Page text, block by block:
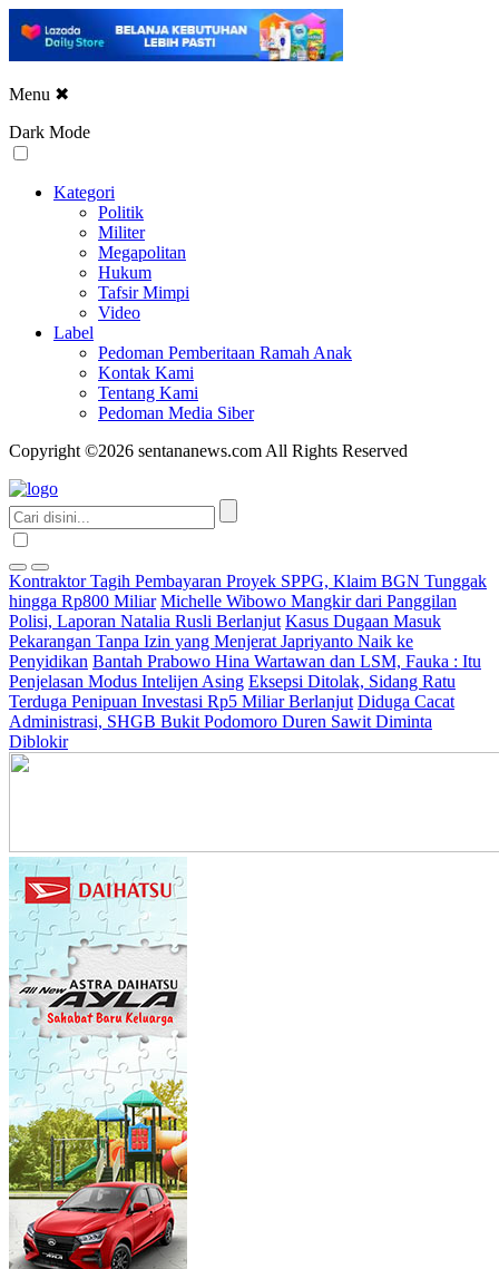
Menu ✖
Dark Mode
Kategori
Politik
Militer
Megapolitan
Hukum
Tafsir Mimpi
Video
Label
Pedoman Pemberitaan Ramah Anak
Kontak Kami
Tentang Kami
Pedoman Media Siber
Copyright ©2026 sentananews.com All Rights Reserved
Kontraktor Tagih Pembayaran Proyek SPPG, Klaim BGN Tunggak
hingga Rp800 Miliar Michelle Wibowo Mangkir dari Panggilan
Polisi, Laporan Natalia Rusli Berlanjut Kasus Dugaan Masuk
Pekarangan Tanpa Izin yang Menjerat Japriyanto Naik ke
Penyidikan Bantah Prabowo Hina Wartawan dan LSM, Fauka : Itu
Penjelasan Modus Intelijen Asing Eksepsi Ditolak, Sidang Ratu
Terduga Penipuan Investasi Rp5 Miliar Berlanjut Diduga Cacat
Administrasi, SHGB Bukit Podomoro Duren Sawit Diminta
Diblokir